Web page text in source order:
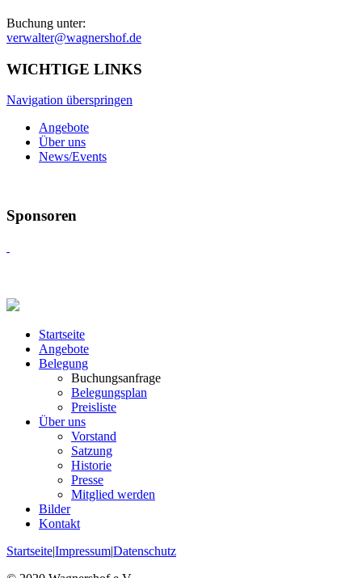
Buchung unter:
verwalter@wagnershof.de
WICHTIGE LINKS
Navigation überspringen
Angebote
Über uns
News/Events
Sponsoren
Startseite
Angebote
Belegung
Buchungsanfrage
Belegungsplan
Preisliste
Über uns
Vorstand
Satzung
Historie
Presse
Mitglied werden
Bilder
Kontakt
Startseite|Impressum|Datenschutz